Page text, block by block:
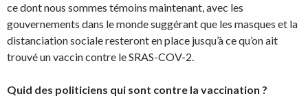
ce dont nous sommes témoins maintenant, avec les
gouvernements dans le monde suggérant que les masques et la
distanciation sociale resteront en place jusqu’à ce qu’on ait
trouvé un vaccin contre le SRAS-COV-2.
Quid des politiciens qui sont contre la vaccination ?